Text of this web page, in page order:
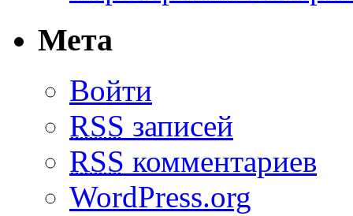
Мета
Войти
RSS записей
RSS комментариев
WordPress.org